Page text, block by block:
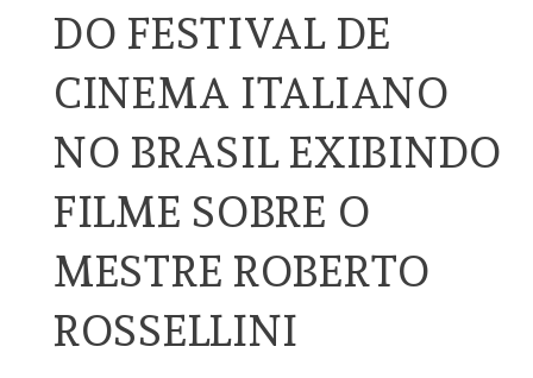
DO FESTIVAL DE
CINEMA ITALIANO
NO BRASIL EXIBINDO
FILME SOBRE O
MESTRE ROBERTO
ROSSELLINI